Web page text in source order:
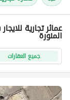
عمائر تجارية
المنورة
جميع العقارات